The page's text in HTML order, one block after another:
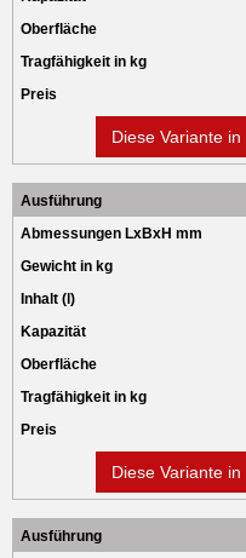
Diese Variante
Diese Variante